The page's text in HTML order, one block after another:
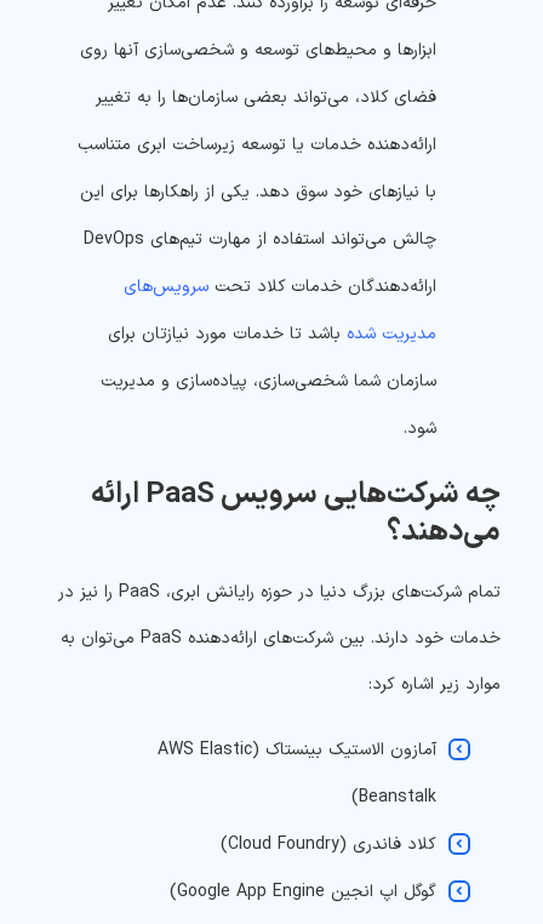
ابزارها و محیط‌های توسعه و شخصی‌سازی آنها روی
فضای کلاد، می‌تواند بعضی سازمان‌ها را به تغییر
ارائه‌دهنده خدمات یا توسعه زیرساخت ابری متناسب
با نیازهای خود سوق دهد. یکی از راهکارها برای این
چالش می‌تواند استفاده از مهارت تیم‌های DevOps
ارائه‌دهندگان خدمات کلاد تحت سرویس‌های
مدیریت شده باشد تا خدمات مورد نیازتان برای
سازمان شما شخصی‌سازی، پیاده‌سازی و مدیریت
شود.
چه شرکت‌هایی سرویس PaaS ارائه
می‌دهند؟
تمام شرکت‌های بزرگ دنیا در حوزه رایانش ابری، PaaS را نیز در
خدمات خود دارند. بین شرکت‌های ارائه‌دهنده PaaS می‌توان به
موارد زیر اشاره کرد:
آمازون الاستیک بینستاک (AWS Elastic
Beanstalk)
کلاد فاندری (Cloud Foundry)
گوگل اپ انجین Google App Engine)